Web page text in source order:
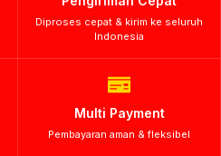
Diproses cepat & kirim ke seluruh
Indonesia
Multi Payment
Pembayaran aman & fleksibel